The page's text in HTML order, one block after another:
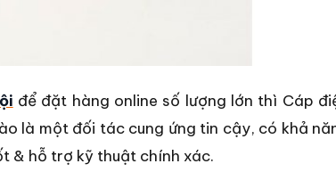
để đặt hàng online số lượng lớn thì Cáp
là một đối tác cung ứng tin cậy, có khả
& hỗ trợ kỹ thuật chính xác.